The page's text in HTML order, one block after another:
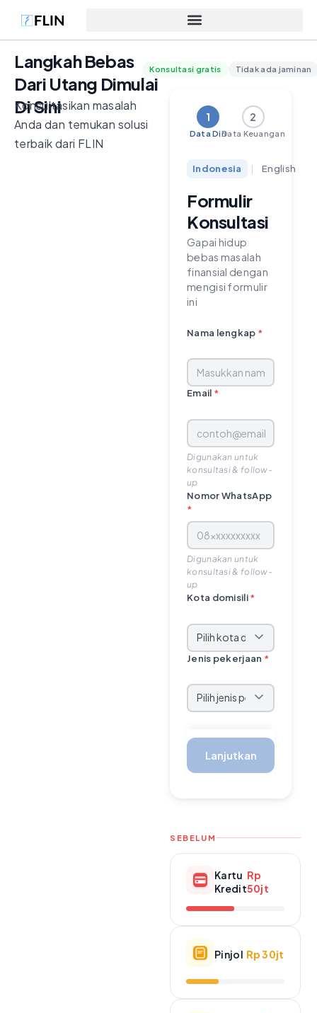
Langkah Bebas
Dari Utang Dimulai
Di Sini
Konsultasikan masalah
Anda dan temukan solusi
terbaik dari FLIN
Konsultasi gratis Tidak ada jaminan
1
Data Diri
2
Data Keuangan
Formulir
Konsultasi
Gapai hidup
bebas masalah
finansial dengan
mengisi formulir
ini
Indonesia | English
Nama lengkap *
Email *
Digunakan untuk
konsultasi & follow-
up
Nomor WhatsApp
*
Digunakan untuk
konsultasi & follow-
up
Kota domisili*
Jenis pekerjaan *
Lanjutkan
SEBELUM
Kartu
Kredit
Rp
50jt
Pinjol Rp 30jt